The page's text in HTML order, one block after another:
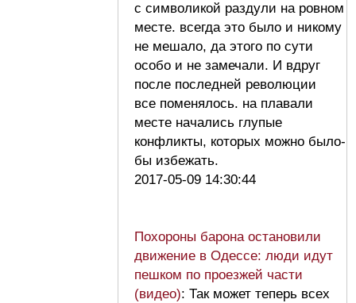
с символикой раздули на ровном
месте. всегда это было и никому
не мешало, да этого по сути
особо и не замечали. И вдруг
после последней революции
все поменялось. на плавали
месте начались глупые
конфликты, которых можно было-
бы избежать.
2017-05-09 14:30:44
Похороны барона остановили
движение в Одессе: люди идут
пешком по проезжей части
(видео): Так может теперь всех